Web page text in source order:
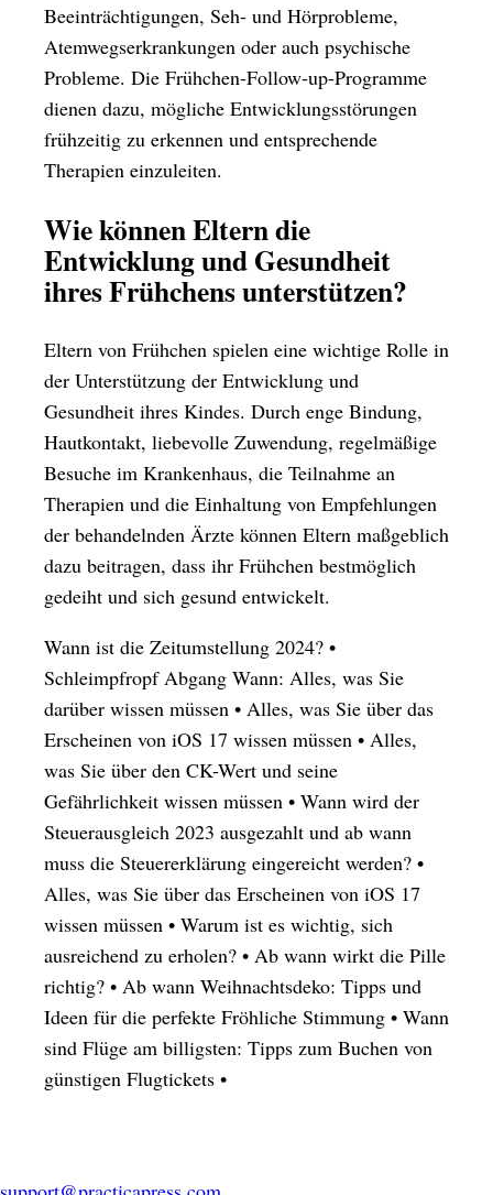
Beeinträchtigungen, Seh- und Hörprobleme,
Atemwegserkrankungen oder auch psychische
Probleme. Die Frühchen-Follow-up-Programme
dienen dazu, mögliche Entwicklungsstörungen
frühzeitig zu erkennen und entsprechende
Therapien einzuleiten.
Wie können Eltern die
Entwicklung und Gesundheit
ihres Frühchens unterstützen?
Eltern von Frühchen spielen eine wichtige Rolle in
der Unterstützung der Entwicklung und
Gesundheit ihres Kindes. Durch enge Bindung,
Hautkontakt, liebevolle Zuwendung, regelmäßige
Besuche im Krankenhaus, die Teilnahme an
Therapien und die Einhaltung von Empfehlungen
der behandelnden Ärzte können Eltern maßgeblich
dazu beitragen, dass ihr Frühchen bestmöglich
gedeiht und sich gesund entwickelt.
Wann ist die Zeitumstellung 2024? •
Schleimpfropf Abgang Wann: Alles, was Sie
darüber wissen müssen • Alles, was Sie über das
Erscheinen von iOS 17 wissen müssen • Alles,
was Sie über den CK-Wert und seine
Gefährlichkeit wissen müssen • Wann wird der
Steuerausgleich 2023 ausgezahlt und ab wann
muss die Steuererklärung eingereicht werden? •
Alles, was Sie über das Erscheinen von iOS 17
wissen müssen • Warum ist es wichtig, sich
ausreichend zu erholen? • Ab wann wirkt die Pille
richtig? • Ab wann Weihnachtsdeko: Tipps und
Ideen für die perfekte Fröhliche Stimmung • Wann
sind Flüge am billigsten: Tipps zum Buchen von
günstigen Flugtickets •